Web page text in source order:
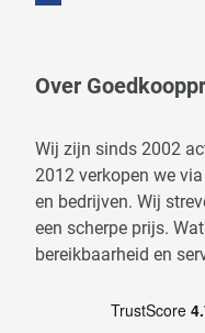
Over
Wij zijn sinds 2002
2012 verkopen we
en bedrijven. Wij
een scherpe prijs.
bereikbaarheid en